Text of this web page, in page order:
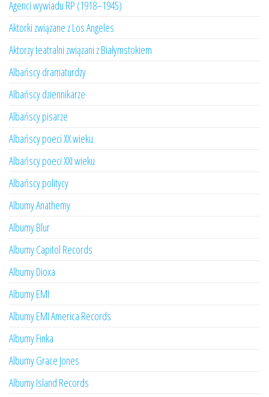
Agenci wywiadu RP (1918–1945)
Aktorki związane z Los Angeles
Aktorzy teatralni związani z Białymstokiem
Albańscy dramaturdzy
Albańscy dziennikarze
Albańscy pisarze
Albańscy poeci XX wieku
Albańscy poeci XXI wieku
Albańscy politycy
Albumy Anathemy
Albumy Blur
Albumy Capitol Records
Albumy Dioxa
Albumy EMI
Albumy EMI America Records
Albumy Finka
Albumy Grace Jones
Albumy Island Records